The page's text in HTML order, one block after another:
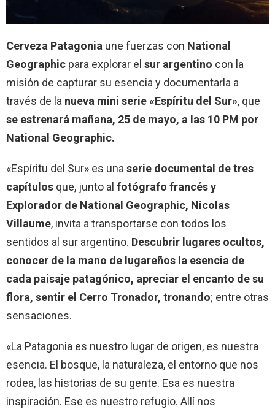
Cerveza Patagonia une fuerzas con National
Geographic para explorar el sur argentino con la
misión de capturar su esencia y documentarla a
través de la nueva mini serie «Espíritu del Sur», que
se estrenará mañana, 25 de mayo, a las 10 PM por
National Geographic.
«Espíritu del Sur» es unaserie documental de tres
capítulos que, junto al fotógrafo francés y
Explorador de National Geographic, Nicolas
Villaume, invita a transportarse con todos los
sentidos al sur argentino. Descubrir lugares ocultos,
conocer de la mano de lugareños la esencia de
cada paisaje patagónico, apreciar el encanto de su
flora, sentir el Cerro Tronador, tronando; entre otras
sensaciones.
«La Patagonia es nuestro lugar de origen, es nuestra
esencia. El bosque, la naturaleza, el entorno que nos
rodea, las historias de su gente. Esa es nuestra
inspiración. Ese es nuestro refugio. Allí nos